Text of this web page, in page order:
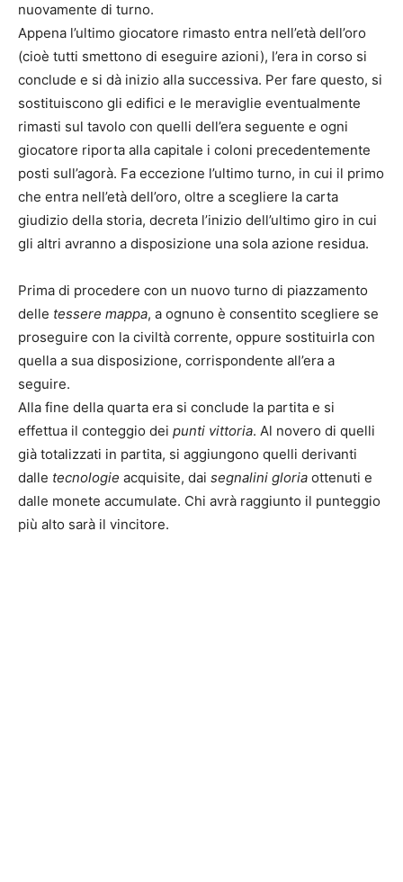
nuovamente di turno.
Appena l’ultimo giocatore rimasto entra nell’età dell’oro
(cioè tutti smettono di eseguire azioni), l’era in corso si
conclude e si dà inizio alla successiva. Per fare questo, si
sostituiscono gli edifici e le meraviglie eventualmente
rimasti sul tavolo con quelli dell’era seguente e ogni
giocatore riporta alla capitale i coloni precedentemente
posti sull’agorà. Fa eccezione l’ultimo turno, in cui il primo
che entra nell’età dell’oro, oltre a scegliere la carta
giudizio della storia, decreta l’inizio dell’ultimo giro in cui
gli altri avranno a disposizione una sola azione residua.
Prima di procedere con un nuovo turno di piazzamento
delle tessere mappa, a ognuno è consentito scegliere se
proseguire con la civiltà corrente, oppure sostituirla con
quella a sua disposizione, corrispondente all’era a
seguire.
Alla fine della quarta era si conclude la partita e si
effettua il conteggio dei punti vittoria. Al novero di quelli
già totalizzati in partita, si aggiungono quelli derivanti
dalle tecnologie acquisite, dai segnalini gloria ottenuti e
dalle monete accumulate. Chi avrà raggiunto il punteggio
più alto sarà il vincitore.